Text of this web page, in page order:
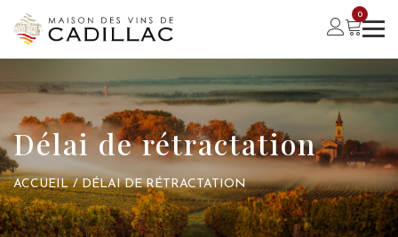
0
Délai de rétractation
ACCUEIL / DÉLAI DE RÉTRACTATION